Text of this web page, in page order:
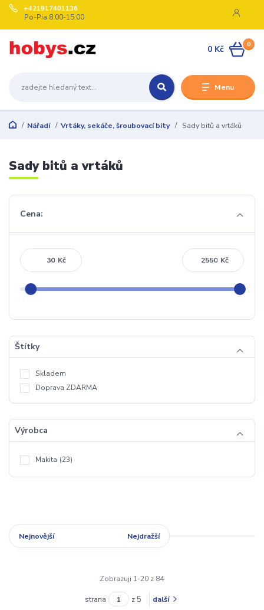
Menu
+421917401136
Po-Pia 8:00-15:00
0
0 Kč
Nářadí Vrtáky, sekáče, šroubovací bity Sady bitů a vrtáků
Sady bitů a vrtáků
Cena:
Kč Kč
Štítky
Skladem
Doprava ZDARMA
Výrobca
Makita (23)
Nejnovější Nejdražší
Zobrazuji 1-20 z 84
strana z 5 další